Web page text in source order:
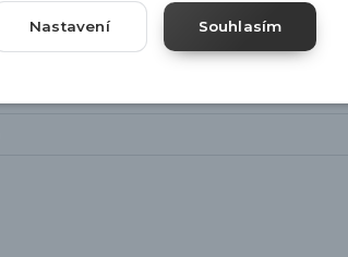
Nastavení Souhlasím